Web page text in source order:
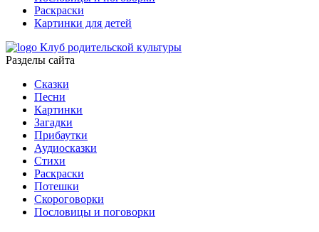
Раскраски
Картинки для детей
Клуб родительской культуры
Разделы сайта
Сказки
Песни
Картинки
Загадки
Прибаутки
Аудиосказки
Стихи
Раскраски
Потешки
Скороговорки
Пословицы и поговорки